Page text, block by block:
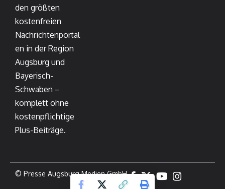
den größten
kostenfreien
Nachrichtenportal
en in der Region
Augsburg und
Bayerisch-
Schwaben –
komplett ohne
kostenpflichtige
Plus-Beiträge.
© Presse Augsburg Medien GmbH